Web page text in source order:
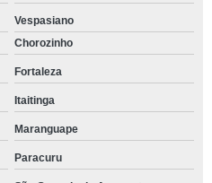
Vespasiano
Chorozinho
Fortaleza
Itaitinga
Maranguape
Paracuru